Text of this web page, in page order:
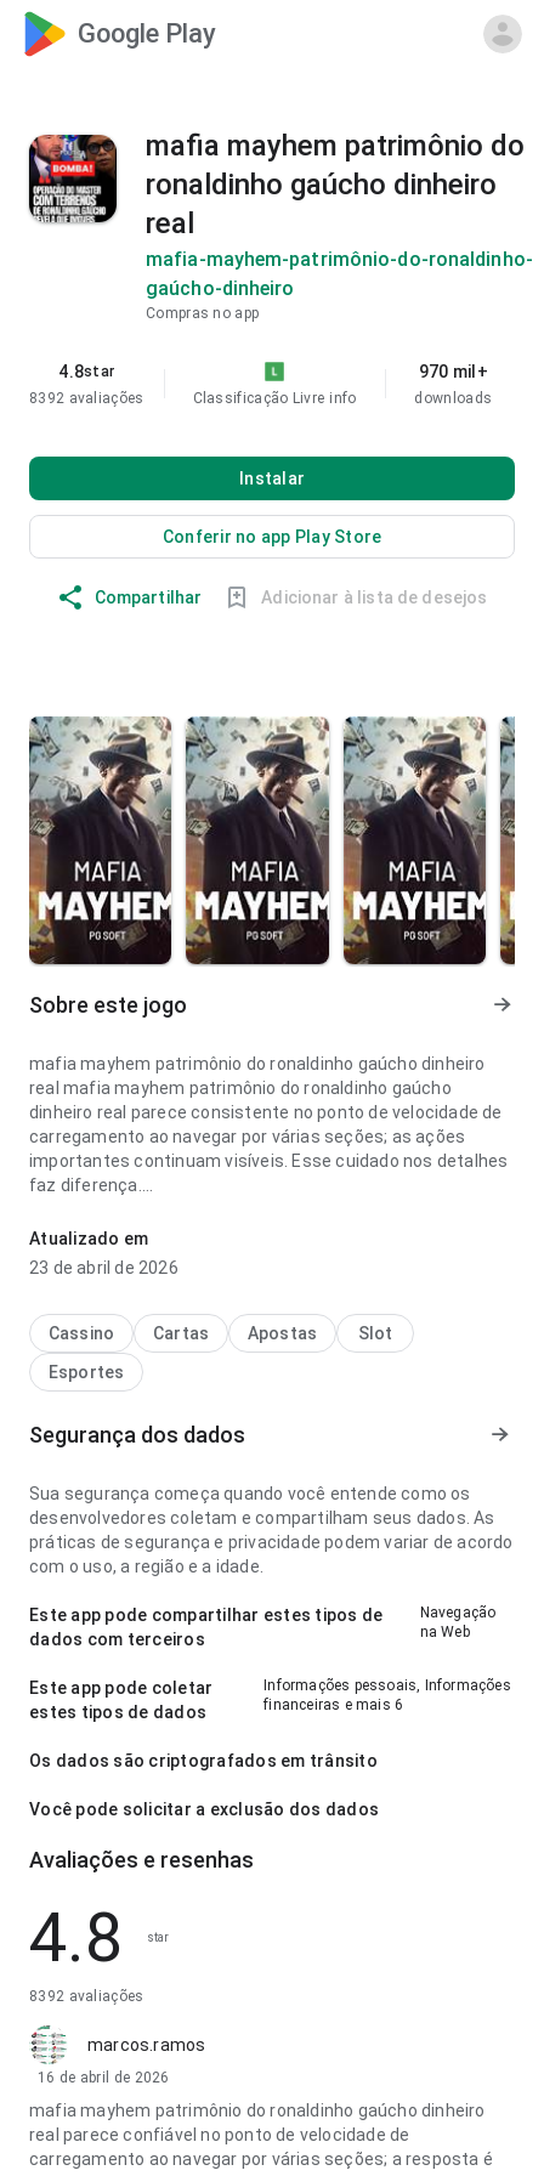
Google Play
mafia mayhem patrimônio do
ronaldinho gaúcho dinheiro
real
mafia-mayhem-patrimônio-do-ronaldinho-
gaúcho-dinheiro
Compras no app
4.8star
8392 avaliações
Classificação Livre info
970 mil+
downloads
Instalar
Conferir no app Play Store
Compartilhar Adicionar à lista de desejos
Sobre este jogo
mafia mayhem patrimônio do ronaldinho gaúcho dinheiro
real mafia mayhem patrimônio do ronaldinho gaúcho
dinheiro real parece consistente no ponto de velocidade de
carregamento ao navegar por várias seções; as ações
importantes continuam visíveis. Esse cuidado nos detalhes
faz diferença.
mafia mayhem patrimônio do ronaldinho gaúcho dinheiro
real parece consistente no ponto de fluxo de navegação
Atualizado em
23 de abril de 2026
Cassino Cartas Apostas
Slot
Esportes
Segurança dos dados
Sua segurança começa quando você entende como os
desenvolvedores coletam e compartilham seus dados. As
práticas de segurança e privacidade podem variar de acordo
com o uso, a região e a idade.
Este app pode compartilhar estes tipos de
dados com terceiros
Navegação
na Web
Este app pode coletar
estes tipos de dados
Informações pessoais, Informações
financeiras e mais 6
Os dados são criptografados em trânsito
Você pode solicitar a exclusão dos dados
Avaliações e resenhas
4.8 star
8392 avaliações
marcos.ramos
16 de abril de 2026
mafia mayhem patrimônio do ronaldinho gaúcho dinheiro
real parece confiável no ponto de velocidade de
carregamento ao navegar por várias seções; a resposta é